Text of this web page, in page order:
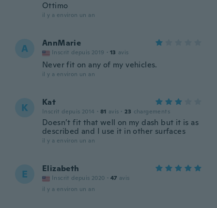
Ottimo
il y a environ un an
A AnnMarie
Inscrit depuis 2019 · 13 avis
Never fit on any of my vehicles.
il y a environ un an
K Kat
Inscrit depuis 2014 · 81 avis · 23 chargements
Doesn’t fit that well on my dash but it is as
described and I use it in other surfaces
il y a environ un an
E Elizabeth
Inscrit depuis 2020 · 47 avis
il y a environ un an